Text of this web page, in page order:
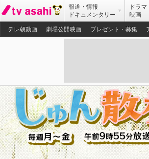
報道・情報
ドキュメンタリー
ドラマ
映画
テレ朝動画 劇場公開映画 プレゼント・募集